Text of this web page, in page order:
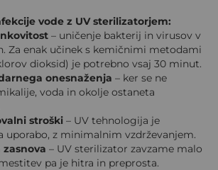
vode z UV sterilizatorjem:
– uničenje bakterij in virusov v
Za enak učinek s kemičnimi metodami
dioksid) je potrebno vsaj 30 minut.
onesnaženja – ker se ne
voda in okolje ostaneta
stroški – UV tehnologija je
uporabo, z minimalnim vzdrževanjem.
– UV sterilizator zavzame malo
pa je hitra in preprosta.